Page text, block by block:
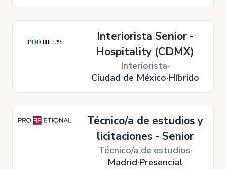
Interiorista Senior -
Hospitality (CDMX)
Interiorista
Ciudad de México Híbrido
Técnico/a de estudios y
licitaciones - Senior
Técnico/a de estudios
Madrid Presencial